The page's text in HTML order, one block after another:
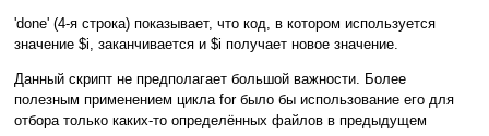
'done' (4-я строка) показывает, что код, в котором используется
значение $i, заканчивается и $i получает новое значение.
Данный скрипт не предполагает большой важности. Более
полезным применением цикла for было бы использование его для
отбора только каких-то определённых файлов в предыдущем